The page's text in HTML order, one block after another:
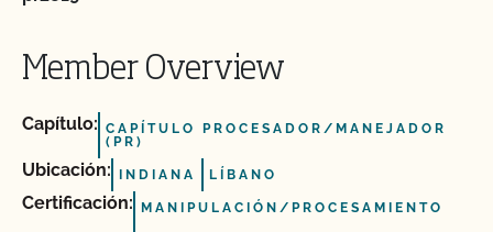
Member Overview
Capítulo: CAPÍTULO PROCESADOR/MANEJADOR
(PR)
Ubicación: INDIANA LÍBANO
Certificación: MANIPULACIÓN/PROCESAMIENTO